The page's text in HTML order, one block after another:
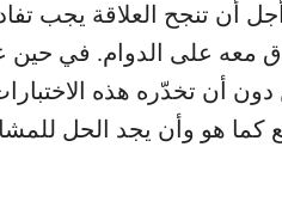
أن تنجح العلاقة يجب
معه على الدوام. في
أن تخدّره هذه
هو وأن يجد الحل